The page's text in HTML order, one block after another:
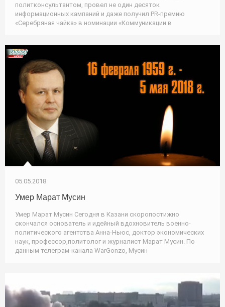
политконсультантом, провел не один десяток
информационных кампаний и даже получил PR-премию
«Серебряная чайка» в номинации «Коммуникации в
05.05.2018
Умер Марат Мусин
Умер Марат Мусин Сегодня в Казани скоропостижно
скончался основатель и идейный вдохновитель военно-
политического агентства Анна-Ньюс, доктор экономических
наук, профессор,политолог и журналист Марат Мусин. По
данным телеграм-канала WarGonzo, Мусин